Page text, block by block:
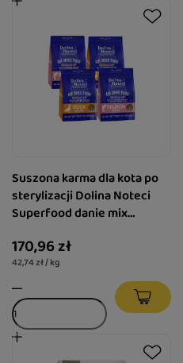
Suszona karma dla kota po
sterylizacji Dolina Noteci
Superfood danie mix
170,96 zł
42,74 zł / kg